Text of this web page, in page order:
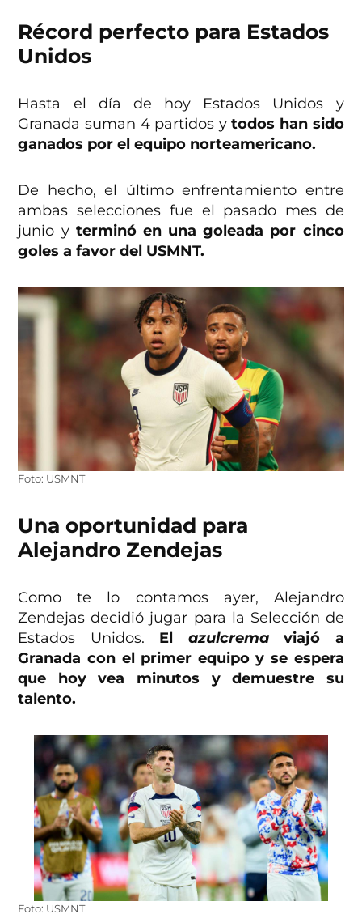
Récord perfecto para Estados
Unidos
Hasta el día de hoy Estados Unidos y
Granada suman 4 partidos ytodos han sido
ganados por el equipo norteamericano.
De hecho, el último enfrentamiento entre
ambas selecciones fue el pasado mes de
junio y terminó en una goleada por cinco
goles a favor del USMNT.
Foto: USMNT
Una oportunidad para
Alejandro Zendejas
Como te lo contamos ayer, Alejandro
Zendejas decidió jugar para la Selección de
Estados Unidos. El azulcremaviajó a
Granada con el primer equipo y se espera
que hoy vea minutos y demuestre su
talento.
Foto: USMNT